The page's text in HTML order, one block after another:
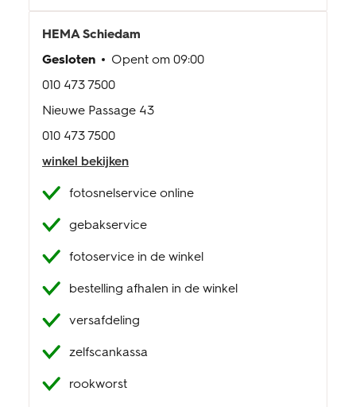
klantenservice
HEMA Schiedam
Gesloten
Opent om 09:00
010 473 7500
Nieuwe Passage 43
010 473 7500
winkel bekijken
fotosnelservice online
gebakservice
fotoservice in de winkel
bestelling afhalen in de winkel
versafdeling
zelfscankassa
rookworst